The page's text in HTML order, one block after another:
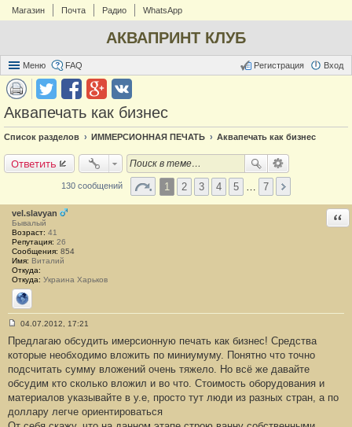
Магазин Почта Радио WhatsApp
АКВАПРИНТ КЛУБ
Меню FAQ Вход
Регистрация
Аквапечать как бизнес
Список разделов ИММЕРСИОННАЯ ПЕЧАТЬ Аквапечать как бизнес
Ответить
130 сообщений 1 2 3 4 5 7
vel.slavyan
Бывалый
Возраст: 41
Репутация: 26
Сообщения: 854
Имя: Виталий
Откуда:
Откуда: Украина Харьков
Сайт
о
б
щ
е
н
и
#
1
04.07.2012, 17:21
Предлагаю обсудить имерсионную печать как бизнес! Средства
которые необходимо вложить по миниумуму. Понятно что точно
подсчитать сумму вложений очень тяжело. Но всё же давайте
обсудим кто сколько вложил и во что. Стоимость оборудования и
материалов указывайте в у.е, просто тут люди из разных стран, а по
доллару легче ориентироваться